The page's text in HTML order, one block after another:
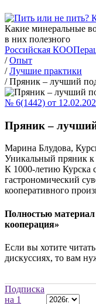
Какие минеральные
в них полезного
Российская
/ Опыт
/ Лучшие практики
/ Пряник – лучший
№ 6(1442) от
Пряник –
Марина Блудова,
Уникальный пряник к
К 1000-летию Курска
гастрономический
кооперативного
Полностью материал
кооперация»
Если вы хотите
дискуссиях, то вам
Подписка
на 1